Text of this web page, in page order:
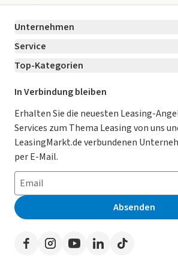
Unternehmen
Über LeasingMarkt.de
Karriere Jetzt bewerben!
Für Händler
Kooperation mit AutoScout24
AGB
Datenschutz
Impressum
Erklärung zur Barrierefreiheit
Presse
Service
Kontakt
Ratgeber
Magazin
Datenschutz-Einstellungen
So funktioniert’s
Häufig gestellte Fragen
Leasing-Lexikon
Auto-Tests
Werben auf LeasingMarkt.de
Top-Kategorien
Leasing Deals
Gebrauchtwagen Leasing
Leasing ohne Anzahlung
E-Auto Leasing
Privatleasing
Leasing-Vergleiche
Herstellerverzeichnis
Händlerverzeichnis
In Verbindung bleiben
Erhalten Sie die neuesten Leasing-
Services zum Thema Leasing von uns
LeasingMarkt.de verbundenen
per E-Mail.
Absenden